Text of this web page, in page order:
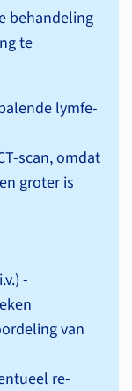
behandeling
te
lymfe­
scan, omdat
groter is
-
van
re-